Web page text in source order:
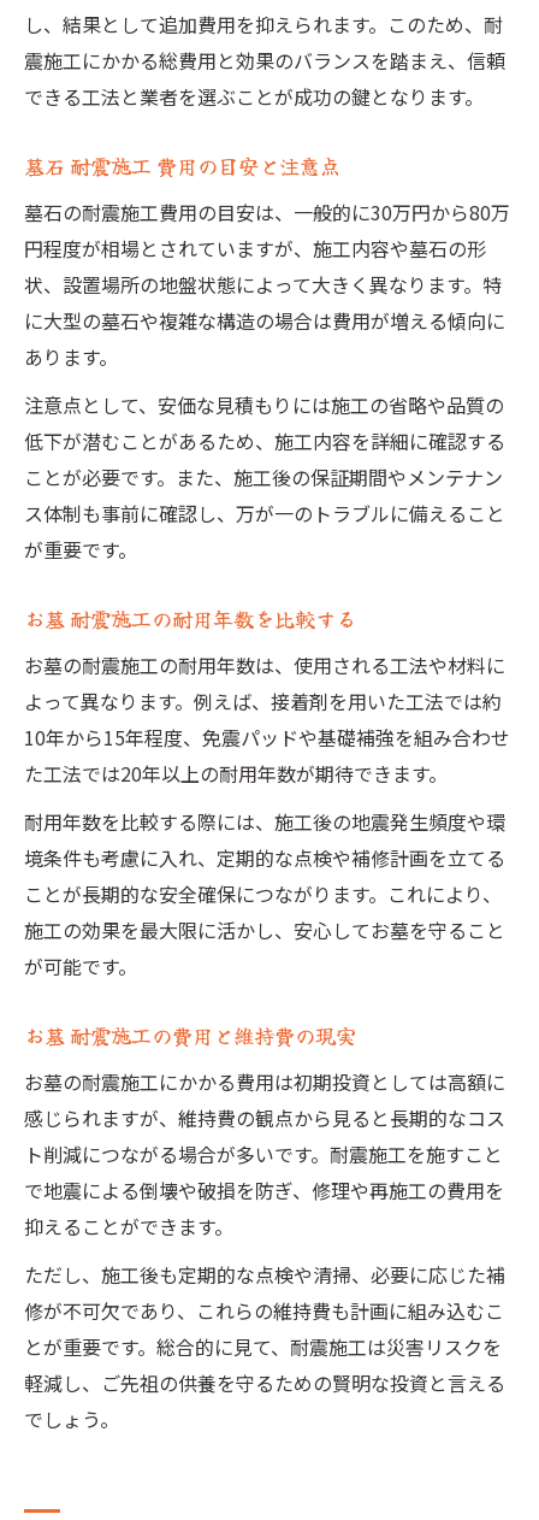
し、結果として追加費用を抑えられます。このため、耐
震施工にかかる総費用と効果のバランスを踏まえ、信頼
できる工法と業者を選ぶことが成功の鍵となります。
墓石 耐震施工 費用の目安と注意点
墓石の耐震施工費用の目安は、一般的に30万円から80万
円程度が相場とされていますが、施工内容や墓石の形
状、設置場所の地盤状態によって大きく異なります。特
に大型の墓石や複雑な構造の場合は費用が増える傾向に
あります。
注意点として、安価な見積もりには施工の省略や品質の
低下が潜むことがあるため、施工内容を詳細に確認する
ことが必要です。また、施工後の保証期間やメンテナン
ス体制も事前に確認し、万が一のトラブルに備えること
が重要です。
お墓 耐震施工の耐用年数を比較する
お墓の耐震施工の耐用年数は、使用される工法や材料に
よって異なります。例えば、接着剤を用いた工法では約
10年から15年程度、免震パッドや基礎補強を組み合わせ
た工法では20年以上の耐用年数が期待できます。
耐用年数を比較する際には、施工後の地震発生頻度や環
境条件も考慮に入れ、定期的な点検や補修計画を立てる
ことが長期的な安全確保につながります。これにより、
施工の効果を最大限に活かし、安心してお墓を守ること
が可能です。
お墓 耐震施工の費用と維持費の現実
お墓の耐震施工にかかる費用は初期投資としては高額に
感じられますが、維持費の観点から見ると長期的なコス
ト削減につながる場合が多いです。耐震施工を施すこと
で地震による倒壊や破損を防ぎ、修理や再施工の費用を
抑えることができます。
ただし、施工後も定期的な点検や清掃、必要に応じた補
修が不可欠であり、これらの維持費も計画に組み込むこ
とが重要です。総合的に見て、耐震施工は災害リスクを
軽減し、ご先祖の供養を守るための賢明な投資と言える
でしょう。